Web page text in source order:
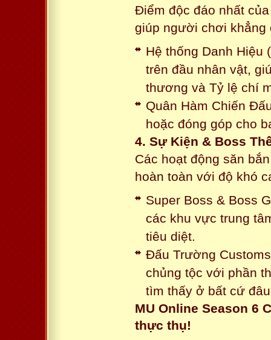
Điểm độc đáo nhất
giúp người chơi khẳng
Hệ thống Danh Hiệu
trên đầu nhân vật,
thương và Tỷ lệ chí
Quân Hàm Chiến
hoặc đóng góp cho
4. Sự Kiện & Boss
Các hoạt động săn
hoàn toàn với độ khó
Super Boss & Boss
các khu vực trung
tiêu diệt.
Đấu Trường
chủng tộc với phần
tìm thấy ở bất cứ
MU Online Season 6
thực thụ!